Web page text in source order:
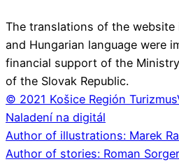
The translations of the website
and Hungarian language were
financial support of the
of the Slovak Republic.
© 2021 Košice Región Turizmus
Naladení na digitál
Author of illustrations: Marek
Author of stories: Roman Sorger